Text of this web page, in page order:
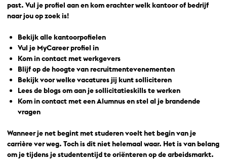
past. Vul je profiel aan en kom erachter welk kantoor of bedrijf
naar jou op zoek is!
Bekijk alle kantoorpofielen
Vul je MyCareer profiel in
Kom in contact met werkgevers
Blijf op de hoogte van recruitmentevenementen
Bekijk voor welke vacatures jij kunt solliciteren
Lees de blogs om aan je sollicitatieskills te werken
Kom in contact met een Alumnus en stel al je brandende
vragen
Wanneer je net begint met studeren voelt het begin van je
carrière ver weg. Toch is dit niet helemaal waar. Het is van belang
om je tijdens je studententijd te oriënteren op de arbeidsmarkt.